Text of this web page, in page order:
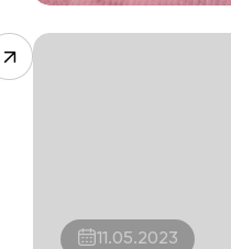
11.05.2023